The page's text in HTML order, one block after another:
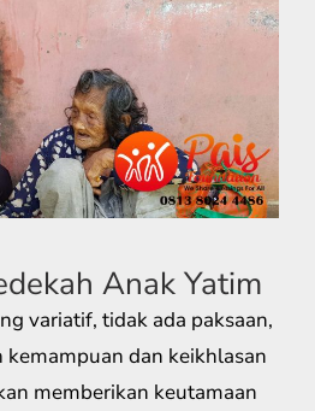
Anak Yatim
variatif, tidak ada paksaan,
dan keikhlasan
memberikan keutamaan